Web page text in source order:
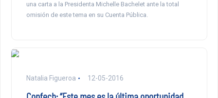
una carta a la Presidenta Michelle Bachelet ante la total
omisión de este tema en su Cuenta Pública.
Natalia Figueroa 12-05-2016